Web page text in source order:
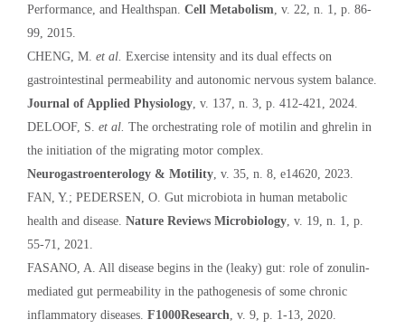
Performance, and Healthspan. Cell Metabolism, v. 22, n. 1, p. 86-
99, 2015.
CHENG, M. et al. Exercise intensity and its dual effects on
gastrointestinal permeability and autonomic nervous system balance.
Journal of Applied Physiology, v. 137, n. 3, p. 412-421, 2024.
DELOOF, S. et al. The orchestrating role of motilin and ghrelin in
the initiation of the migrating motor complex.
Neurogastroenterology & Motility, v. 35, n. 8, e14620, 2023.
FAN, Y.; PEDERSEN, O. Gut microbiota in human metabolic
health and disease. Nature Reviews Microbiology, v. 19, n. 1, p.
55-71, 2021.
FASANO, A. All disease begins in the (leaky) gut: role of zonulin-
mediated gut permeability in the pathogenesis of some chronic
inflammatory diseases. F1000Research, v. 9, p. 1-13, 2020.